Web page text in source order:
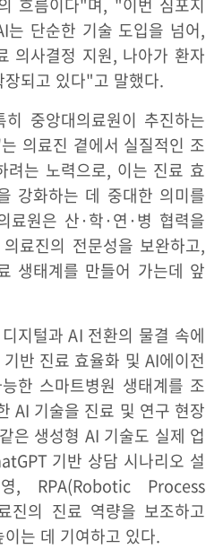
는 단순한 기술 도입을 넘어,
의사결정 지원, 나아가 환자
되고 있다"고 말했다.
중앙대의료원이 추진하는
의료진 곁에서 실질적인 조
려는 노력으로, 이는 진료 효
강화하는 데 중대한 의미를
료원은 산·학·연·병 협력을
료진의 전문성을 보완하고,
생태계를 만들어 가는데 앞
지털과 AI 전환의 물결 속에
반 진료 효율화 및 AI에이전
한 스마트병원 생태계를 조
AI 기술을 진료 및 연구 현장
은 생성형 AI 기술도 실제 업
기반 상담 시나리오 설
, RPA(Robotic Process
의 진료 역량을 보조하고
는 데 기여하고 있다.